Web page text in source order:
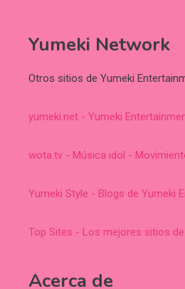
Yumeki Network
Otros sitios de Yumeki
yumeki.net - Yumeki
wota.tv - Música idol -
Yumeki Style - Blogs de Yumeki
Top Sites - Los mejores sitios
Acerca de